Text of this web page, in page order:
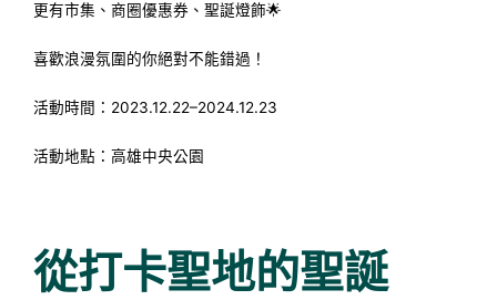
更有市集、商圈優惠券、聖誕燈飾🌟
喜歡浪漫氛圍的你絕對不能錯過！
活動時間：2023.12.22–2024.12.23
活動地點：高雄中央公園
從打卡聖地的聖誕